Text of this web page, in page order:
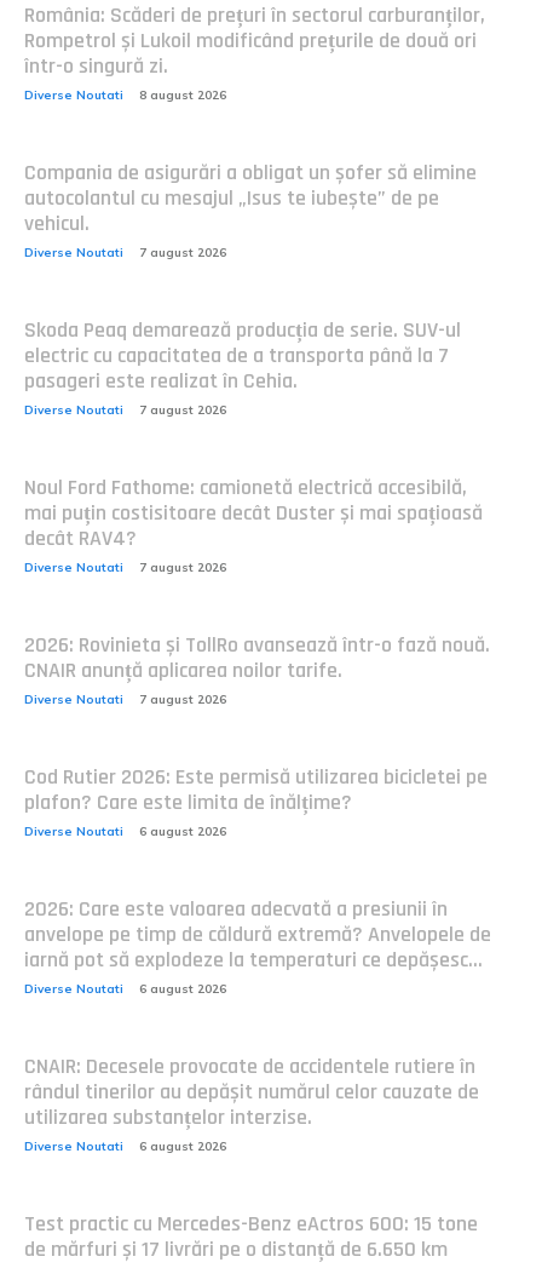
România: Scăderi de prețuri în sectorul carburanților,
Rompetrol și Lukoil modificând prețurile de două ori
într-o singură zi.
Diverse Noutati 8 august 2026
Compania de asigurări a obligat un șofer să elimine
autocolantul cu mesajul „Isus te iubește” de pe
vehicul.
Diverse Noutati 7 august 2026
Skoda Peaq demarează producția de serie. SUV-ul
electric cu capacitatea de a transporta până la 7
pasageri este realizat în Cehia.
Diverse Noutati 7 august 2026
Noul Ford Fathome: camionetă electrică accesibilă,
mai puțin costisitoare decât Duster și mai spațioasă
decât RAV4?
Diverse Noutati 7 august 2026
2026: Rovinieta și TollRo avansează într-o fază nouă.
CNAIR anunță aplicarea noilor tarife.
Diverse Noutati 7 august 2026
Cod Rutier 2026: Este permisă utilizarea bicicletei pe
plafon? Care este limita de înălțime?
Diverse Noutati 6 august 2026
2026: Care este valoarea adecvată a presiunii în
anvelope pe timp de căldură extremă? Anvelopele de
iarnă pot să explodeze la temperaturi ce depășesc...
Diverse Noutati 6 august 2026
CNAIR: Decesele provocate de accidentele rutiere în
rândul tinerilor au depășit numărul celor cauzate de
utilizarea substanțelor interzise.
Diverse Noutati 6 august 2026
Test practic cu Mercedes-Benz eActros 600: 15 tone
de mărfuri și 17 livrări pe o distanță de 6.650 km